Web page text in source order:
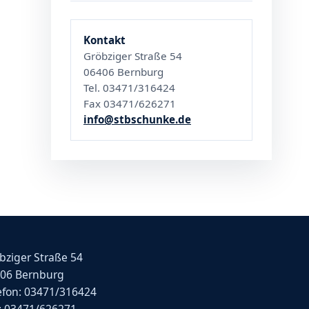
Kontakt
Gröbziger Straße 54
06406 Bernburg
Tel. 03471/316424
Fax 03471/626271
info@stbschunke.de
Straße 54
Bernburg
03471/316424